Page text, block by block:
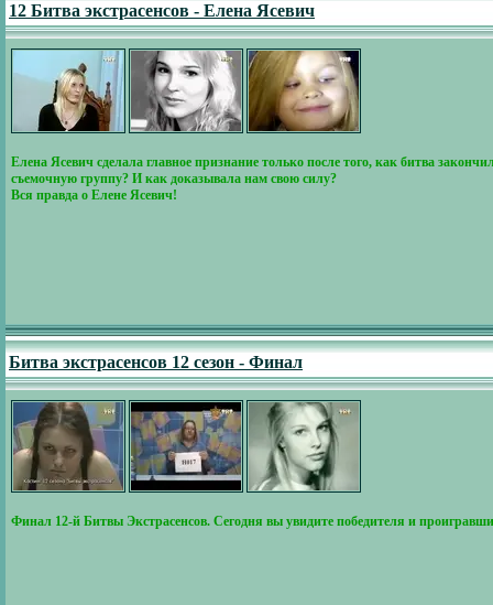
12 Битва экстрасенсов - Елена Ясевич
Елена Ясевич сделала главное признание только после того, как битва
съемочную группу? И как доказывала нам свою силу?
Вся правда о Елене Ясевич!
Битва экстрасенсов 12 сезон - Финал
Финал 12-й Битвы Экстрасенсов. Сегодня вы увидите победителя и